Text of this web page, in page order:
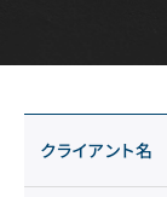
クライアント名